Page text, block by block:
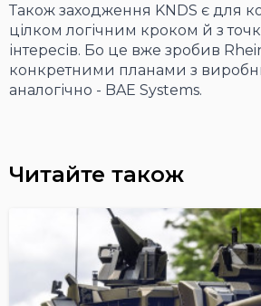
Також заходження KNDS є для
цілком логічним кроком й з
інтересів. Бо це вже зробив
конкретними планами з
аналогічно - BAE Systems.
Читайте також